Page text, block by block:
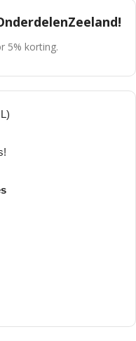
5% korting.